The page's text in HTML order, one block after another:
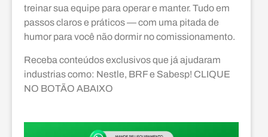
treinar sua equipe para operar e manter. Tudo em
passos claros e práticos — com uma pitada de
humor para você não dormir no comissionamento.
Receba conteúdos exclusivos que já ajudaram
industrias como: Nestle, BRF e Sabesp! CLIQUE
NO BOTÃO ABAIXO